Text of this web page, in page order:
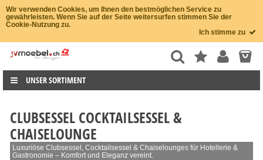
Wir verwenden Cookies, um Ihnen den bestmöglichen Service zu
gewährleisten. Wenn Sie auf der Seite weitersurfen stimmen Sie der
Cookie-Nutzung zu.
Ich stimme zu
UNSER SORTIMENT
CLUBSESSEL COCKTAILSESSEL &
CHAISELOUNGE
Luxuriöse Clubsessel, Cocktailsessel & Chaiselounges für Hotellerie &
Gastronomie – Komfort und Eleganz vereint.